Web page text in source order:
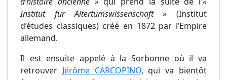
Institut für Altertumswissenschaft » (Institut
d’études classiques) créé en 1872 par l’Empire
allemand.
Il est ensuite appelé à la Sorbonne où il va
retrouver Jérôme CARCOPINO, qui va bientôt